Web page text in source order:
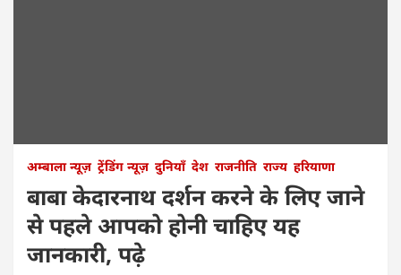
अम्बाला न्यूज़ ट्रेंडिंग न्यूज़ दुनियाँ देश राजनीति राज्य हरियाणा
बाबा केदारनाथ दर्शन करने के लिए जाने
से पहले आपको होनी चाहिए यह
जानकारी, पढ़े